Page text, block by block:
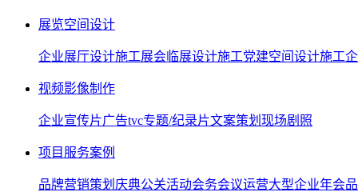
展览空间设计
企业展厅设计施工展会临展设计施工党建空间设计施工
视频影像制作
企业宣传片广告tvc专题/纪录片文案策划 现场剧照
项目服务案例
品牌营销策划 庆典公关活动会务会议运营大型企业年会